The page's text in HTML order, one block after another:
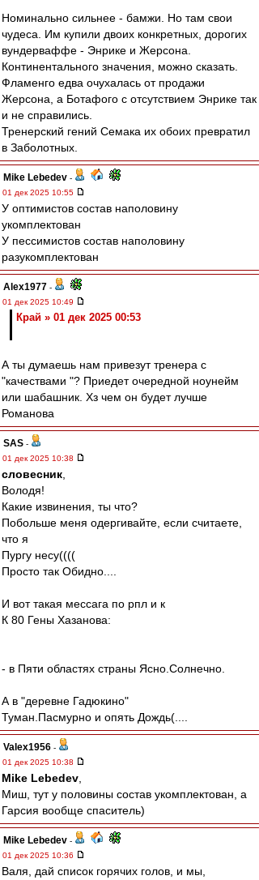
Номинально сильнее - бамжи. Но там свои
чудеса. Им купили двоих конкретных, дорогих
вундерваффе - Энрике и Жерсона.
Континентального значения, можно сказать.
Фламенго едва очухалась от продажи
Жерсона, а Ботафого с отсутствием Энрике так
и не справились.
Тренерский гений Семака их обоих превратил
в Заболотных.
Mike Lebedev -
01 дек 2025 10:55
У оптимистов состав наполовину
укомплектован
У пессимистов состав наполовину
разукомплектован
Alex1977 -
01 дек 2025 10:49
Край » 01 дек 2025 00:53
А ты думаешь нам привезут тренера с
"качествами "? Приедет очередной ноунейм
или шабашник. Хз чем он будет лучше
Романова
SAS -
01 дек 2025 10:38
словесник
Володя!
Какие извинения, ты что?
Побольше меня одергивайте, если считаете,
что я
Пургу несу((((
Просто так Обидно....
И вот такая мессага по рпл и к
К 80 Гены Хазанова:
- в Пяти областях страны Ясно.Солнечно.
А в "деревне Гадюкино"
Туман.Пасмурно и опять Дождь(....
Valex1956 -
01 дек 2025 10:38
Mike Lebedev
Миш, тут у половины состав укомплектован, а
Гарсия вообще спаситель)
Mike Lebedev -
01 дек 2025 10:36
Валя, дай список горячих голов, и мы,